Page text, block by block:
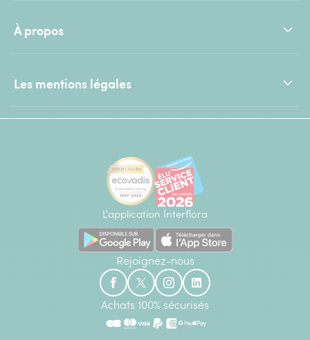
À propos
Les mentions légales
L'application Interflora
Rejoignez-nous
Achats 100% sécurisés